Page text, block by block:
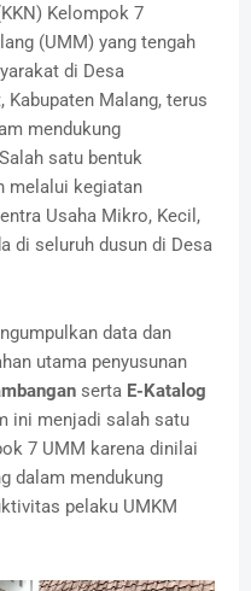
Kelompok 7
(UMM) yang tengah
di Desa
Kabupaten Malang, terus
mendukung
satu bentuk
melalui kegiatan
Usaha Mikro, Kecil,
di seluruh dusun di Desa
data dan
utama penyusunan
serta E-Katalog
ini menjadi salah satu
7 UMM karena dinilai
dalam mendukung
pelaku UMKM